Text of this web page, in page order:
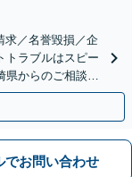
求／名誉毀損／企
トラブルはスピー
県からのご相談に
ます。
でお問い合わせ